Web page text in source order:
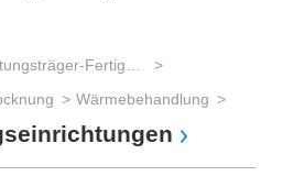
Wärmebehandlung